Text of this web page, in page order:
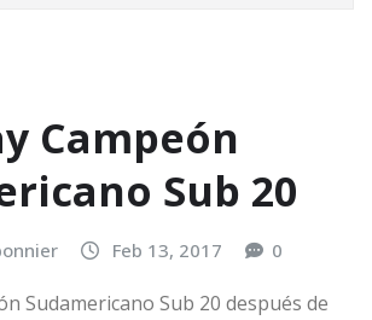
Campeón
Sub 20
Feb 13, 2017 0
Sudamericano Sub 20 después de